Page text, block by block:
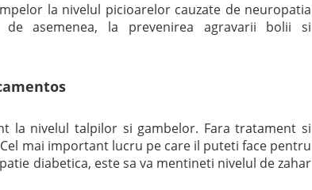
la nivelul picioarelor cauzate de neuropatia
asemenea, la prevenirea agravarii bolii si
la nivelul talpilor si gambelor. Fara tratament si
mai important lucru pe care il puteti face pentru
diabetica, este sa va mentineti nivelul de zahar